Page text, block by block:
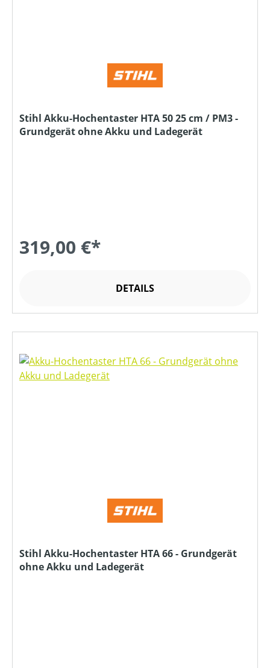
Stihl Akku-Hochentaster HTA 50 25 cm / PM3 -
Grundgerät ohne Akku und Ladegerät
319,00 €*
DETAILS
Stihl Akku-Hochentaster HTA 66 - Grundgerät
ohne Akku und Ladegerät